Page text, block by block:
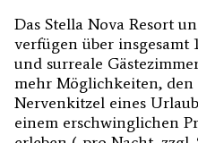
Das Stella Nova Resort
verfügen über insgesamt
und surreale
mehr Möglichkeiten, den
Nervenkitzel eines
einem erschwinglichen